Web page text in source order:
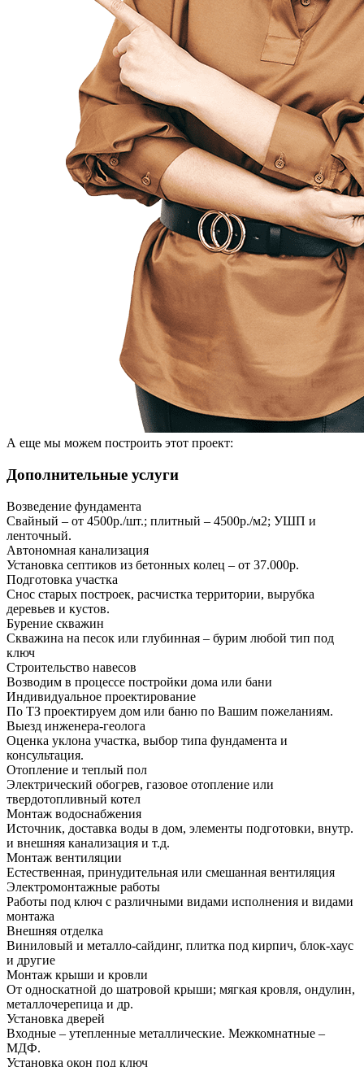
А еще мы можем построить этот проект:
Дополнительные услуги
Возведение фундамента
Свайный – от 4500р./шт.; плитный – 4500р./м2; УШП и
ленточный.
Автономная канализация
Установка септиков из бетонных колец – от 37.000р.
Подготовка участка
Снос старых построек, расчистка территории, вырубка
деревьев и кустов.
Бурение скважин
Скважина на песок или глубинная – бурим любой тип под
ключ
Строительство навесов
Возводим в процессе постройки дома или бани
Индивидуальное проектирование
По ТЗ проектируем дом или баню по Вашим пожеланиям.
Выезд инженера-геолога
Оценка уклона участка, выбор типа фундамента и
консультация.
Отопление и теплый пол
Электрический обогрев, газовое отопление или
твердотопливный котел
Монтаж водоснабжения
Источник, доставка воды в дом, элементы подготовки, внутр.
и внешняя канализация и т.д.
Монтаж вентиляции
Естественная, принудительная или смешанная вентиляция
Электромонтажные работы
Работы под ключ с различными видами исполнения и видами
монтажа
Внешняя отделка
Виниловый и металло-сайдинг, плитка под кирпич, блок-хаус
и другие
Монтаж крыши и кровли
От односкатной до шатровой крыши; мягкая кровля, ондулин,
металлочерепица и др.
Установка дверей
Входные – утепленные металлические. Межкомнатные –
МДФ.
Установка окон под ключ